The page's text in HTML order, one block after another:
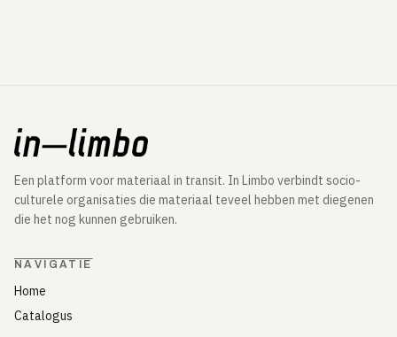
Een platform voor materiaal in transit. In Limbo verbindt socio-
culturele organisaties die materiaal teveel hebben met diegenen
die het nog kunnen gebruiken.
NAVIGATIE
Home
Catalogus